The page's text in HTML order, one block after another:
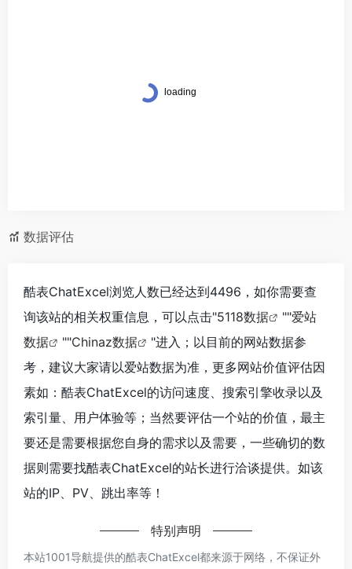
数据评估
酷表ChatExcel浏览人数已经达到4496，如你需要查
询该站的相关权重信息，可以点击"5118数据 ""爱站
数据
""Chinaz数据
"进入；以目前的网站数据参
考，建议大家请以爱站数据为准，更多网站价值评估因
素如：酷表ChatExcel的访问速度、搜索引擎收录以及
索引量、用户体验等；当然要评估一个站的价值，最主
要还是需要根据您自身的需求以及需要，一些确切的数
据则需要找酷表ChatExcel的站长进行洽谈提供。如该
站的IP、PV、跳出率等！
特别声明
本站1001导航提供的酷表ChatExcel都来源于网络，不保证外